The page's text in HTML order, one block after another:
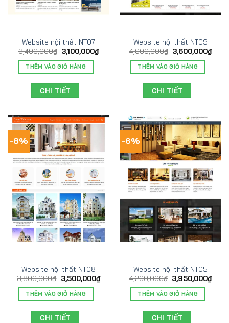
Website nội thất NT07
3,400,000₫ 3,100,000₫
THÊM VÀO GIỎ HÀNG
CHI TIẾT
Website nội thất NT09
4,000,000₫ 3,600,000₫
THÊM VÀO GIỎ HÀNG
CHI TIẾT
-8%
Website nội thất NT08
3,800,000₫ 3,500,000₫
THÊM VÀO GIỎ HÀNG
CHI TIẾT
-6%
Website nội thất NT05
4,200,000₫ 3,950,000₫
THÊM VÀO GIỎ HÀNG
CHI TIẾT